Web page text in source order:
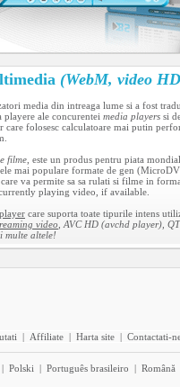
(WebM, video
media din intreaga lume si a fost
ale concurentei media players si
care folosesc calculatoare mai putin
filme , este un produs pentru piata
mai populare formate de gen
va permite sa sa rulati si filme in
playing video, if available.
care suporta toate tipurile intens
video , AVC HD (avchd player),
multe altele!
| Affiliate | Harta site | Contactati-
| Polski | Português brasileiro | Română